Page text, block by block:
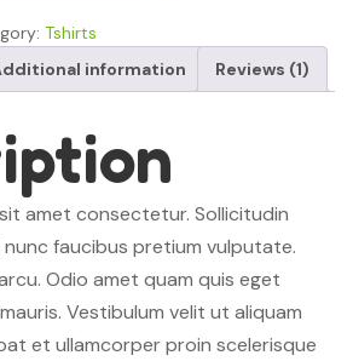
Tshirts
information Reviews (1)
amet consectetur. Sollicitudin
faucibus pretium vulputate.
Odio amet quam quis eget
Vestibulum velit ut aliquam
et ullamcorper proin scelerisque